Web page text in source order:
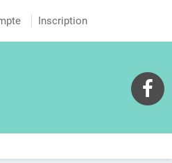
Inscription